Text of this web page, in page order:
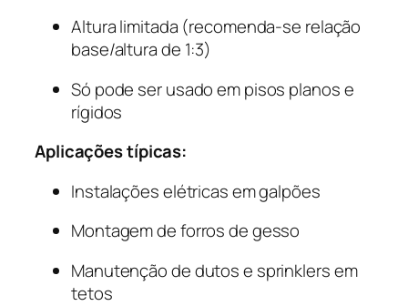
Altura limitada (recomenda-se relação
base/altura de 1:3)
Só pode ser usado em pisos planos e
rígidos
Aplicações típicas:
Instalações elétricas em galpões
Montagem de forros de gesso
Manutenção de dutos e sprinklers em
tetos